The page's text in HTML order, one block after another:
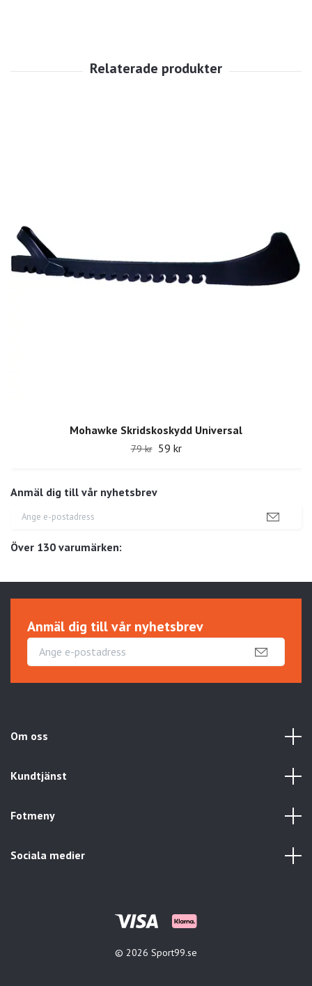
Anmäl dig till vår nyhetsbrev
Över 130 varumärken:
Mohawke Skridskoskydd Universal
79 kr 59 kr
Anmäl dig till vår nyhetsbrev
Om oss
Kundtjänst
Fotmeny
Sociala medier
© 2026 Sport99.se